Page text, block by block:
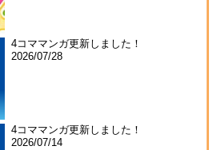
4コママンガ更新しました！
2026/07/28
4コママンガ更新しました！
2026/07/14